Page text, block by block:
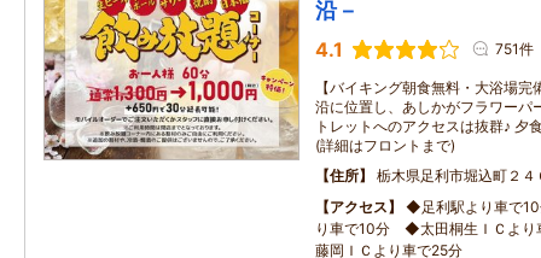
沿－
4.1 751件
【バイキング朝食無料・大浴場
沿に位置し、あしかがフラワーパ
トレットへのアクセスは抜群♪ 夕
(詳細はフロントまで)
住所
栃木県足利市堀込町２４
アクセス
◆足利駅より車で
り車で10分 ◆太田桐生ＩＣよ
藤岡ＩＣより車で25分